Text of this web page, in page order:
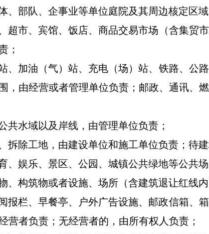
、部队、企事业等单位庭院及其周边核定区
超市、 宾馆、饭店、商品交易市场（含集贸市
；
、加油（气）站、 充电（场）站、 铁路、公
，由经营或者管理单位负责；邮政、通讯、
共水域以及岸线，由管理单位负责；
拆除工地，由建设单位和施工单位负责 ； 待
、娱乐、景区、公园、城镇公共绿地等公共
、构筑物或者设施、场所（含建筑退让红线
报栏、早餐亭、户外广告设施、邮政信箱、
营者负责；无经营者的，由所有权人负责；